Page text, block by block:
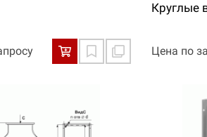
Круглые
Цена по